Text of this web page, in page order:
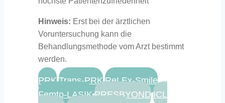
Hinweis: Erst bei der ärztlichen
Voruntersuchung kann die
Behandlungsmethode vom Arzt bestimmt
werden.
PRK Trans-PRK ReLEx-Smile
Femto-LASIK PRESBYOND ICL